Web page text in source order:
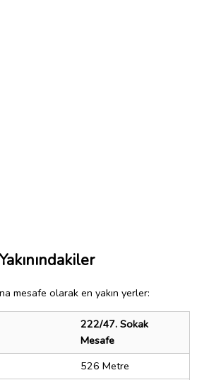
mesafe olarak en yakın yerler:
222/47. Sokak
Mesafe
526 Metre